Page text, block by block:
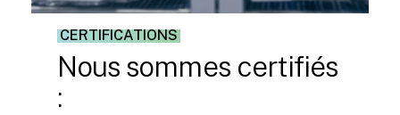
CERTIFICATIONS
Nous sommes certifiés
: